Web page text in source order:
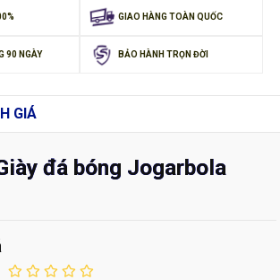
GIAO HÀNG TOÀN QUỐC
90 NGÀY BẢO HÀNH TRỌN ĐỜI
GIÁ
đá bóng Jogarbola